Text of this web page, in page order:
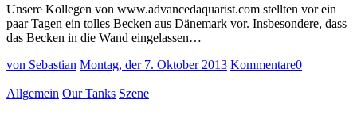
Unsere Kollegen von www.advancedaquarist.com stellten vor ein
paar Tagen ein tolles Becken aus Dänemark vor. Insbesondere, dass
das Becken in die Wand eingelassen…
von Sebastian Montag, der 7. Oktober 2013 Kommentare0
Allgemein Our Tanks Szene